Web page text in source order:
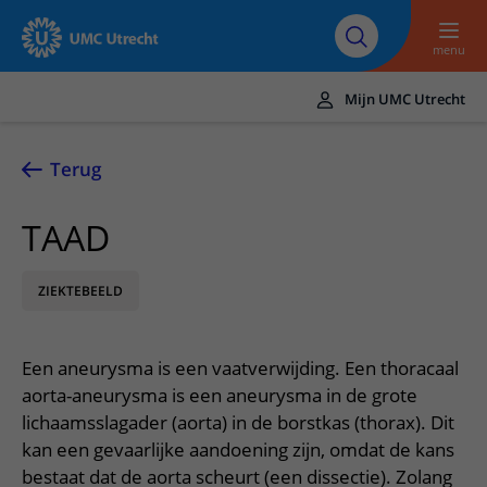
Naar hoofdinhoud
Over UMC
Utrecht
Research
Werken bij het UMC
Utrecht
menu
UMC Utrecht
Zorg en behandeling
Ziekten en aandoeningen
Poliklinieken
Verpleegafdelingen
Onze zorgverleners
Afspraak en opname
Bezoek aan de polikliniek
Opname in het ziekenhuis
Voorbereiding op uw afspraak
Op bezoek in het UMC Utrecht
Apotheek
Winkels en restaurants
Contact en route
Spoed
Contactgegevens
Verwijzers
Patiënt verwijzen
Mijn UMC Utrecht
Terug
TAAD
ZIEKTEBEELD
Een aneurysma is een vaatverwijding. Een thoracaal
aorta-aneurysma is een aneurysma in de grote
lichaamsslagader (aorta) in de borstkas (thorax). Dit
kan een gevaarlijke aandoening zijn, omdat de kans
bestaat dat de aorta scheurt (een dissectie). Zolang